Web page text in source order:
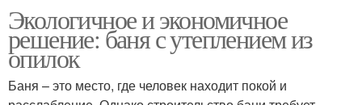
Экологичное и экономичное
решение: баня с утеплением из
опилок
Баня – это место, где человек находит покой и